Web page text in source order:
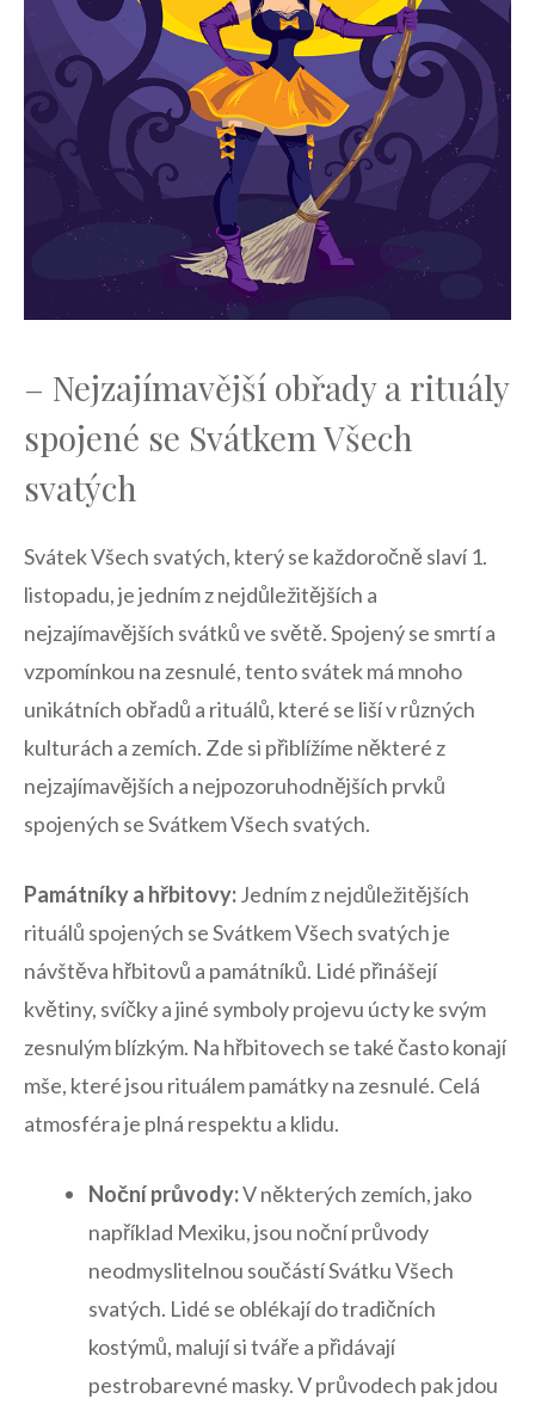
– Nejzajímavější obřady a rituály
spojené se Svátkem Všech
svatých
Svátek Všech ‌svatých, ⁤který‍ se ⁤každoročně slaví 1.
listopadu, je jedním⁢ z nejdůležitějších a
nejzajímavějších‍ svátků​ ve světě. Spojený se smrtí a
‍vzpomínkou na zesnulé, tento svátek⁣ má⁣ mnoho ​
unikátních⁣ obřadů⁣ a rituálů, které se liší⁣ v různých
kulturách a zemích. Zde si přiblížíme některé z
nejzajímavějších a⁢ nejpozoruhodnějších prvků
spojených se Svátkem Všech svatých.
Památníky a‍ hřbitovy:Jedním⁢ z nejdůležitějších
⁢rituálů spojených se Svátkem Všech svatých je
návštěva ​hřbitovů‌ a památníků. Lidé přinášejí
⁤květiny, svíčky a jiné symboly ‌projevu ⁢úcty ​ke svým
‍zesnulým blízkým. ⁣Na hřbitovech se ⁢také ⁢často konají
⁣mše, které⁤ jsou rituálem památky na zesnulé. Celá
atmosféra je plná​ respektu a klidu.
Noční⁤ průvody:V některých ⁤zemích, ‍jako
například​ Mexiku, jsou​ noční průvody
⁣neodmyslitelnou součástí ‍Svátku Všech
svatých.​ Lidé ‍se ​oblékají do tradičních
kostýmů, malují ⁣si ⁤tváře ⁤a přidávají
pestrobarevné⁤ masky. V průvodech pak jdou